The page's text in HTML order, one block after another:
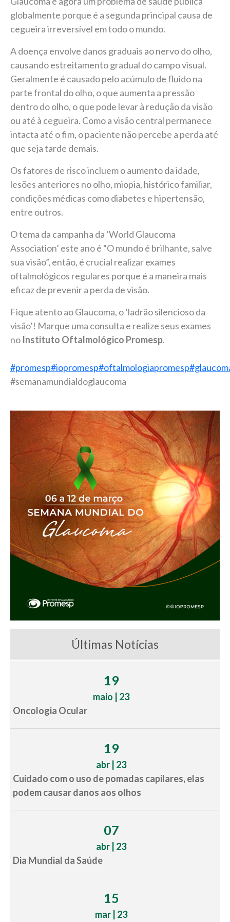
globalmente porque é a segunda principal causa de
cegueira irreversível em todo o mundo.
A doença envolve danos graduais ao nervo do olho,
causando estreitamento gradual do campo visual.
Geralmente é causado pelo acúmulo de fluido na
parte frontal do olho, o que aumenta a pressão
dentro do olho, o que pode levar à redução da visão
ou até à cegueira. Como a visão central permanece
intacta até o fim, o paciente não percebe a perda até
que seja tarde demais.
Os fatores de risco incluem o aumento da idade,
lesões anteriores no olho, miopia, histórico familiar,
condições médicas como diabetes e hipertensão,
entre outros.
O tema da campanha da ‘World Glaucoma
Association’ este ano é “O mundo é brilhante, salve
sua visão”, então, é crucial realizar exames
oftalmológicos regulares porque é a maneira mais
eficaz de prevenir a perda de visão.
Fique atento ao Glaucoma, o ‘ladrão silencioso da
visão’! Marque uma consulta e realize seus exames
no Instituto Oftalmológico Promesp.
#promesp#iopromesp#oftalmologiapromesp
#semanamundialdoglaucoma
Últimas Notícias
19
maio | 23
Oncologia Ocular
19
abr | 23
Cuidado com o uso de pomadas capilares, elas
podem causar danos aos olhos
07
abr | 23
Dia Mundial da Saúde
15
mar | 23